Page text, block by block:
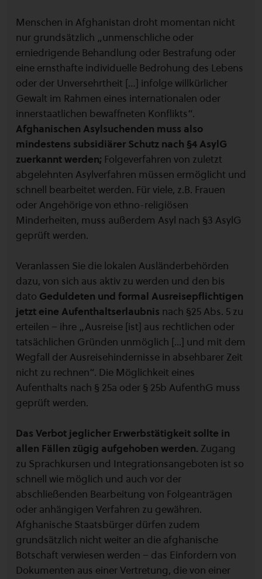
Menschen in Afghanistan droht momentan nicht
nur grundsätzlich „unmenschliche oder
erniedrigende Behandlung oder Bestrafung oder
eine ernsthafte individuelle Bedrohung des Lebens
oder der Unversehrtheit […] infolge willkürlicher
Gewalt im Rahmen eines internationalen oder
innerstaatlichen bewaffneten Konflikts“.
Afghanischen Asylsuchenden muss also
mindestens subsidiärer Schutz nach §4 AsylG
zuerkannt werden; Folgeverfahren von zuletzt
abgelehnten Asylverfahren müssen ermöglicht und
schnell bearbeitet werden. Für viele, z.B. Frauen
oder Angehörige von ethno-religiösen
Minderheiten, muss außerdem Asyl nach §3 AsylG
geprüft werden.
Veranlassen Sie die lokalen Ausländerbehörden
dazu, von sich aus aktiv zu werden und den bis
dato Geduldeten und formal Ausreisepflichtigen
jetzt eine Aufenthaltserlaubnis nach §25 Abs. 5 zu
erteilen – ihre „Ausreise [ist] aus rechtlichen oder
tatsächlichen Gründen unmöglich [...] und mit dem
Wegfall der Ausreisehindernisse in absehbarer Zeit
nicht zu rechnen“. Die Möglichkeit eines
Aufenthalts nach § 25a oder § 25b AufenthG muss
geprüft werden.
Das Verbot jeglicher Erwerbstätigkeit sollte in
allen Fällen zügig aufgehoben werden. Zugang
zu Sprachkursen und Integrationsangeboten ist so
schnell wie möglich und auch vor der
abschließenden Bearbeitung von Folgeanträgen
oder anhängigen Verfahren zu gewähren.
Afghanische Staatsbürger dürfen zudem
grundsätzlich nicht weiter an die afghanische
Botschaft verwiesen werden – das Einfordern von
Dokumenten aus einer Vertretung, die von einer